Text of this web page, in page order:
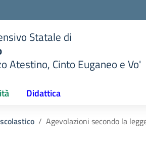
Statale di
Atestino, Cinto Euganeo e Vo'
Didattica
Agevolazioni secondo la